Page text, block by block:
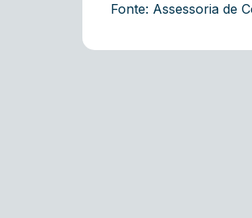
Fonte: Assessoria de